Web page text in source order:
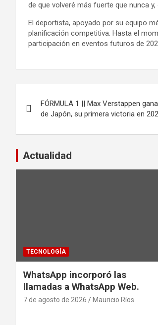
de que volveré más fuerte que nunca
El deportista, apoyado por su equipo
planificación competitiva. Hasta el
participación en eventos futuros de
de
entradas
FÓRMULA 1 || Max Verstappen
de Japón, su primera victoria en
Actualidad
TECNOLOGÍA
WhatsApp incorporó las
llamadas a WhatsApp Web.
7 de agosto de 2026 Mauricio Ríos